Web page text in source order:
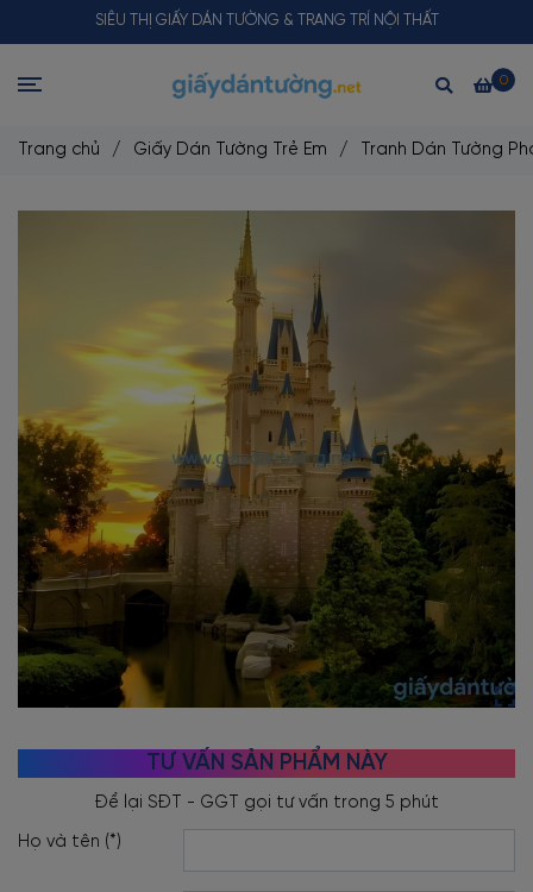
SIÊU THỊ GIẤY DÁN TƯỜNG & TRANG TRÍ NỘI THẤT
0
Trang chủ / Giấy Dán Tường Trẻ Em / Tranh Dán Tường
TƯ VẤN SẢN PHẨM NÀY
Họ và tên (*)